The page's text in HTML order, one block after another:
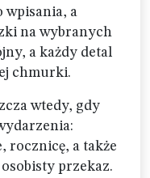
wpisania, a
na wybranych
a każdy detal
chmurki.
wtedy, gdy
rocznicę, a także
przekaz.